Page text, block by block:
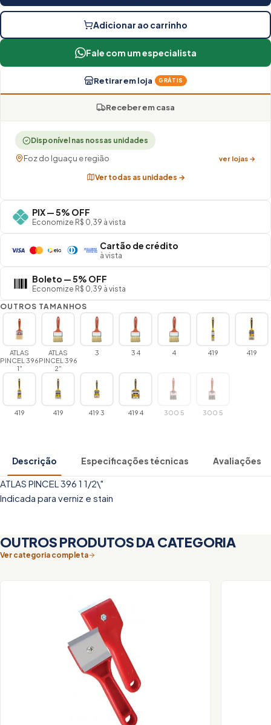
Adicionar ao carrinho
Fale com um especialista
Retirar em loja GRÁTIS
Receber em casa
Disponível nas nossas unidades
Foz do Iguaçu e região ver lojas →
Ver todas as unidades →
PIX — 5% OFF
Economize R$ 0,39 à vista
Cartão de crédito
à vista
Boleto — 5% OFF
Economize R$ 0,39 à vista
OUTROS TAMANHOS
ATLAS
PINCEL 396
1"
ATLAS
PINCEL 396
2"
3 3 4 4 419 419
419 419 419 3 419 4 300 5 300 5
Descrição Especificações técnicas Avaliações
ATLAS PINCEL 396 1 1/2\"
Indicada para verniz e stain
OUTROS PRODUTOS DA CATEGORIA
Ver categoria completa